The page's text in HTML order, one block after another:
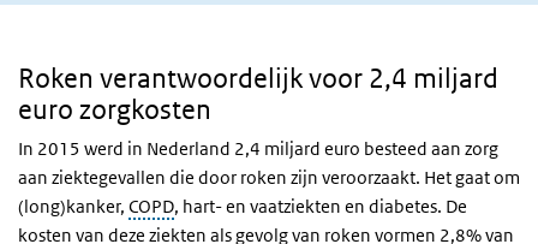
Roken verantwoordelijk voor 2,4 miljard
euro zorgkosten
In 2015 werd in Nederland 2,4 miljard euro besteed aan zorg
aan ziektegevallen die door roken zijn veroorzaakt. Het gaat om
(long)kanker, COPD, hart- en vaatziekten en diabetes. De
kosten van deze ziekten als gevolg van roken vormen 2,8% van